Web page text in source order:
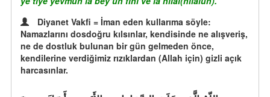
Diyanet Vakfi = İman eden kullarıma söyle:
Namazlarını dosdoğru kılsınlar, kendisinde ne alışveriş,
ne de dostluk bulunan bir gün gelmeden önce,
kendilerine verdiğimiz rızıklardan (Allah için) gizli açık
harcasınlar.